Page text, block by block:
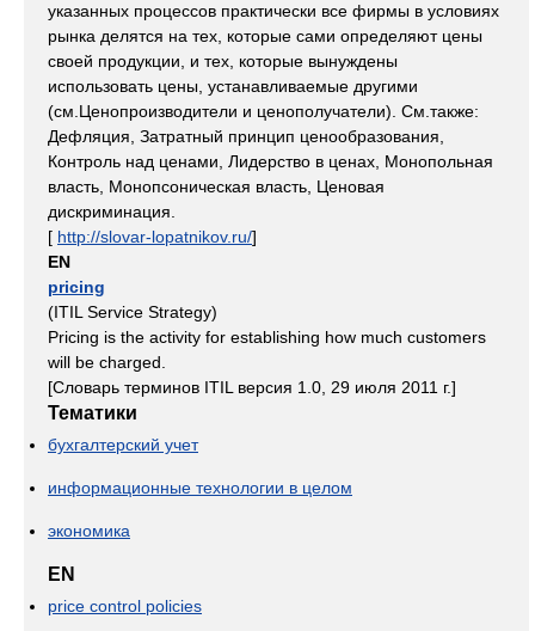
указанных процессов практически все фирмы в условиях
рынка делятся на тех, которые сами определяют цены
своей продукции, и тех, которые вынуждены
использовать цены, устанавливаемые другими
(см.Ценопроизводители и ценополучатели). См.также:
Дефляция, Затратный принцип ценообразования,
Контроль над ценами, Лидерство в ценах, Монопольная
власть, Монопсоническая власть, Ценовая
дискриминация.
[ http://slovar-lopatnikov.ru/]
EN
pricing
(ITIL Service Strategy)
Pricing is the activity for establishing how much customers
will be charged.
[Словарь терминов ITIL версия 1.0, 29 июля 2011 г.]
Тематики
бухгалтерский учет
информационные технологии в целом
экономика
EN
price control policies